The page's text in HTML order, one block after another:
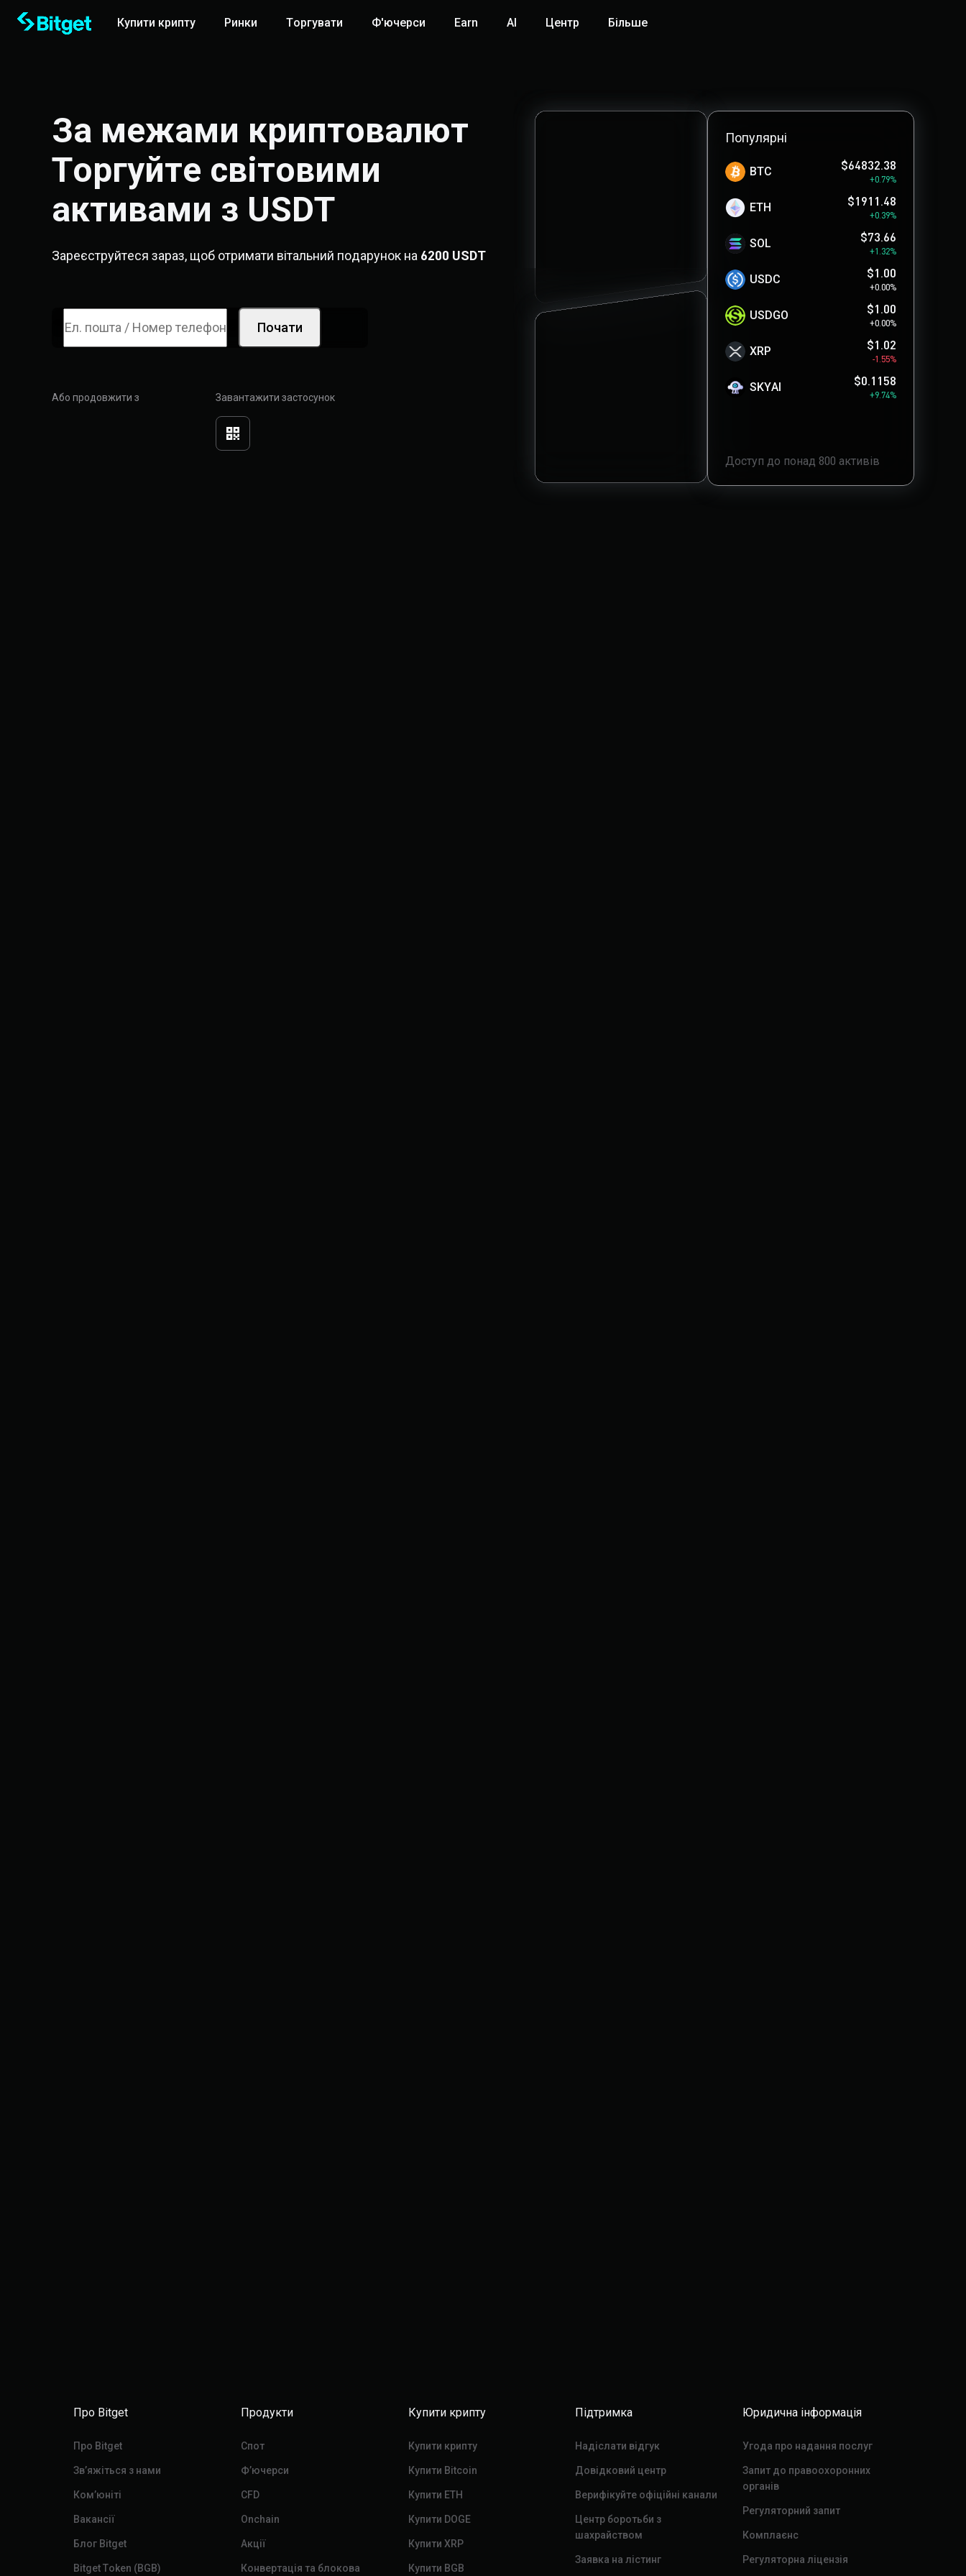
Купити крипту Ринки Торгувати Ф'ючерси Earn AI Центр Більше
За межами криптовалют
Торгуйте світовими
активами з USDT
Зареєструйтеся зараз, щоб отримати вітальний подарунок на 6200 USDT
Почати
Або продовжити з Завантажити застосунок
Популярні
BTC $64832.38
+0.79%
ETH $1911.48
+0.39%
SOL $73.66
+1.32%
USDC $1.00
+0.00%
USDGO $1.00
+0.00%
XRP $1.02
-1.55%
SKYAI $0.1158
+9.74%
Доступ до понад 800 активів
Про Bitget
Про Bitget
Звʼяжіться з нами
Ком’юніті
Вакансії
Блог Bitget
Bitget Token (BGB)
Продукти
Спот
Ф’ючерси
CFD
Onchain
Акції
Конвертація та блокова
Купити крипту
Купити крипту
Купити Bitcoin
Купити ETH
Купити DOGE
Купити XRP
Купити BGB
Підтримка
Надіслати відгук
Довідковий центр
Верифікуйте офіційні канали
Центр боротьби з
шахрайством
Заявка на лістинг
Юридична інформація
Угода про надання послуг
Запит до правоохоронних
органів
Регуляторний запит
Комплаєнс
Регуляторна ліцензія